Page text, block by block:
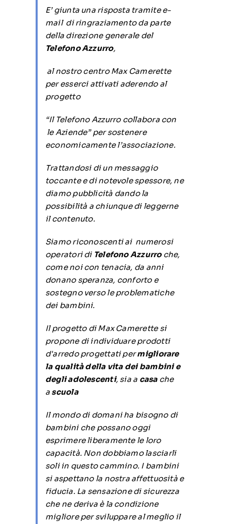
E’ giunta una risposta tramite e-
mail di ringraziamento da parte
della direzione generale del
Telefono Azzurro,
al nostro centro Max Camerette
per esserci attivati aderendo al
progetto
“Il Telefono Azzurro collabora con
le Aziende” per sostenere
economicamente l’associazione.
Trattandosi di un messaggio
toccante e di notevole spessore, ne
diamo pubblicità dando la
possibilità a chiunque di leggerne
il contenuto.
Siamo riconoscenti ai numerosi
operatori di Telefono Azzurro che,
come noi con tenacia, da anni
donano speranza, conforto e
sostegno verso le problematiche
dei bambini.
Il progetto di Max Camerette si
propone di individuare prodotti
d'arredo progettati permigliorare
la qualità della vita dei bambini e
degli adolescenti, sia a casache
a scuola
Il mondo di domani ha bisogno di
bambini che possano oggi
esprimere liberamente le loro
capacità. Non dobbiamo lasciarli
soli in questo cammino. I bambini
si aspettano la nostra affettuosità e
fiducia. La sensazione di sicurezza
che ne deriva è la condizione
migliore per sviluppare al meglio il